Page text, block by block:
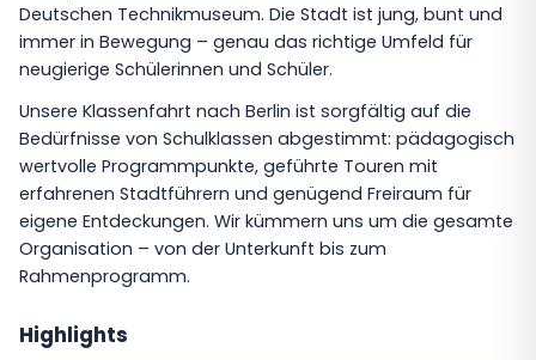
Deutschen Technikmuseum. Die Stadt ist jung, bunt und
immer in Bewegung – genau das richtige Umfeld für
neugierige Schülerinnen und Schüler.
Unsere Klassenfahrt nach Berlin ist sorgfältig auf die
Bedürfnisse von Schulklassen abgestimmt: pädagogisch
wertvolle Programmpunkte, geführte Touren mit
erfahrenen Stadtführern und genügend Freiraum für
eigene Entdeckungen. Wir kümmern uns um die gesamte
Organisation – von der Unterkunft bis zum
Rahmenprogramm.
Highlights